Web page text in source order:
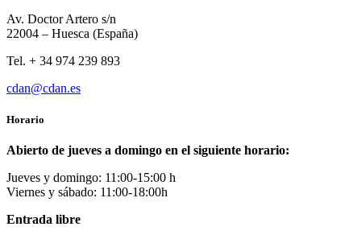
Av. Doctor Artero s/n
22004 – Huesca (España)
Tel. + 34 974 239 893
cdan@cdan.es
Horario
Abierto de jueves a domingo en el siguiente horario:
Jueves y domingo: 11:00-15:00 h
Viernes y sábado: 11:00-18:00h
Entrada libre